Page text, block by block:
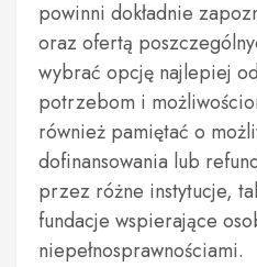
powinni dokładnie
oraz ofertą
wybrać opcję najlepiej
potrzebom i
również pamiętać o
dofinansowania lub
przez różne instytucje,
fundacje wspierające
niepełnosprawnościami.